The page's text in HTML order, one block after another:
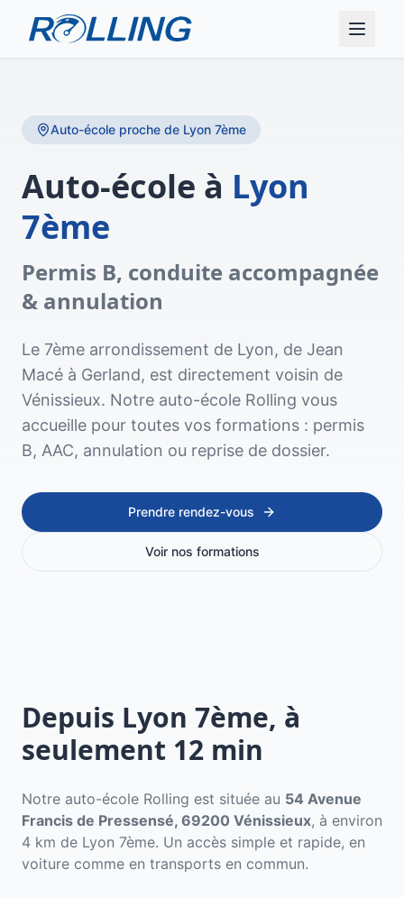
Auto-école proche de Lyon 7ème
Auto-école à Lyon
7ème
Permis B, conduite accompagnée
& annulation
Le 7ème arrondissement de Lyon, de Jean
Macé à Gerland, est directement voisin de
Vénissieux. Notre auto-école Rolling vous
accueille pour toutes vos formations : permis
B, AAC, annulation ou reprise de dossier.
Prendre rendez-vous
Voir nos formations
Depuis Lyon 7ème, à
seulement 12 min
Notre auto-école Rolling est située au 54 Avenue
Francis de Pressensé, 69200 Vénissieux, à environ
4 km de Lyon 7ème. Un accès simple et rapide, en
voiture comme en transports en commun.